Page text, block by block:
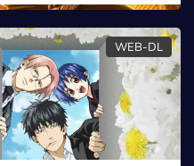
WEB-DL